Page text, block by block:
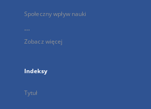
Społeczny wpływ nauki
...
Zobacz więcej
Indeksy
Tytuł